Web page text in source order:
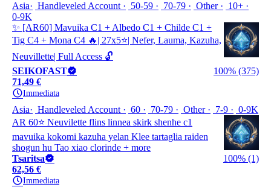
Asia Handleveled Account 50-59 70-79 Other
10+
0-9K
✨ [AR60] Mavuika C1 + Albedo C1 + Childe C1 +
Tig C4 + Mona C4 🔥| 27x5⭐| Nefer, Lauma, Kazuha,
Neuvillette| Full Access 🔓
SEIKOFAST
100% (375)
71,49 €
Immediata
Asia Handleveled Account 60 70-79 Other 7-9
0-9K
AR 60⭐️ Neuvilette flins linnea skirk shenhe c1
mavuika kokomi kazuha yelan Klee tartaglia raiden
shogun hu Tao xiao clorinde + more
Tsaritsa
100% (1)
62,56 €
Immediata